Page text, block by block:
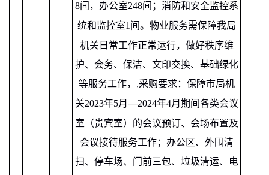
8间，办公室248间；消防和安全监控系
统和监控室1 间。物业服务需保障我局
机关日常工作正常运行，做好秩序维
护、会务、保洁、文印交换、基础绿化
等服务工作， ,采购要求：保障市局机
关2023年5月—2024年4月期间各类会议
室（贵宾室）的会议预订、会场布置及
会议接待服务工作；办公区、外围清
扫、停车场、门前三包、垃圾清运、电